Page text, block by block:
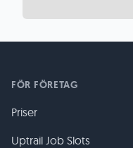
FÖR FÖRETAG
Priser
Uptrail Job Slots